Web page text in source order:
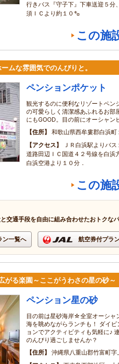
行きバス『守子下』下車送迎５分
須ＩＣより約１０㌔
この施
ムな雰囲気でのんびりと。
ペンションポケット
観光するのに便利なリゾートペン
の可愛らしく清潔感あふれるお部
にもGOOD。目の前にオーシャン
住所
和歌山県西牟婁郡白浜町
アクセス
ＪＲ白浜駅よりバ
道路田辺ＩＣ国道４２号線を白浜
白浜空港より１０分．
この施
交通手段を自由に組み合わせたおトクな
ン一覧へ 航空券付プラ
がる楽園～ここがうわさの星の砂～
ペンション星の砂
目の前は星砂海岸☆全室オーシャ
海を眺めながらランチも！ ダイ
ョンでアクティビティも気軽に♪
のんびり過ごしませんか？
住所
沖縄県八重山郡竹富町